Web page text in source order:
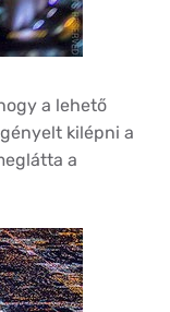
a lehető
kilépni a
a